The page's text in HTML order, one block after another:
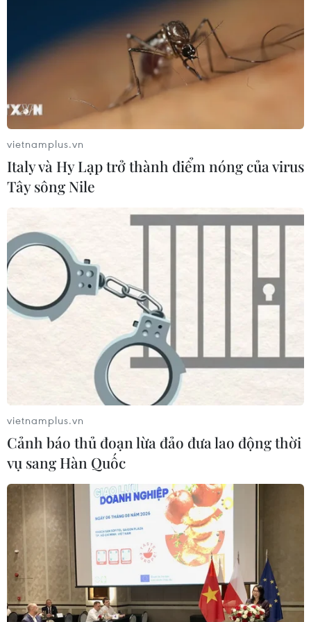
Áp thấp nhiệt đới mạnh lên thành
bão số 3, vùng ven biển không bị ảnh
hưởng
05/08/2026 01:41
Mưa lũ, sạt lở tại Sri Lanka khiến 5
người thiệt mạng
Thời tiết ngày 5/8: Bắc Bộ tiếp tục
mưa lớn, nguy cơ lũ quét và sạt lở đất
gia tăng
04/08/2026 23:08
Xem thêm
CƠ QUAN CHỦ QUẢN: THÔNG TẤN XÃ VIỆT NAM
Tổng Biên tập: TRẦN TIẾN DUẨN
Phó Tổng Biên tập: NGUYỄN THỊ TÁM, KHÚC THANH
THỦY
Sở hữu trí tuệ
Quy định sử dụng
RSS
Hỗ trợ
Ngôn ngữ
TTXVN
Dịch vụ tin
Quảng cáo
vietnamplus.vn
Italy và Hy Lạp trở thành điểm nóng của virus
Tây sông Nile
vietnamplus.vn
Cảnh báo thủ đoạn lừa đảo đưa lao động thời
vụ sang Hàn Quốc